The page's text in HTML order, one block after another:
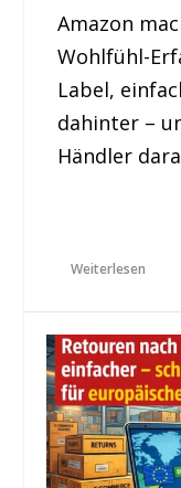
Amazon
Wohlfühl-
Label,
dahinter –
Händler
Weiterlesen